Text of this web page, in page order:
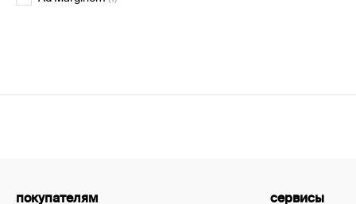
покупателям сервисы